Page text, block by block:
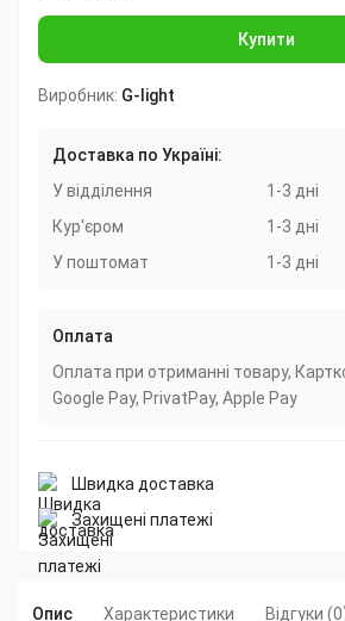
Купити
Виробник: G-light
Доставка по Україні:
У відділення
1-3 дні
Кур'єром
1-3 дні
У поштомат
1-3 дні
Оплата
Оплата при отриманні товару,
Google Pay, PrivatPay, Apple Pay
Швидка доставка
Захищені платежі
Опис Характеристики Відгуки